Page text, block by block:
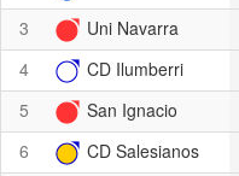
3
Uni Navarra
4
CD Ilumberri
5
San Ignacio
6
CD Salesianos